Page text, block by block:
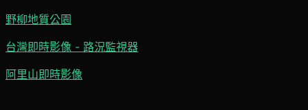
野柳地質公園
台灣即時影像 - 路況監視器
阿里山即時影像